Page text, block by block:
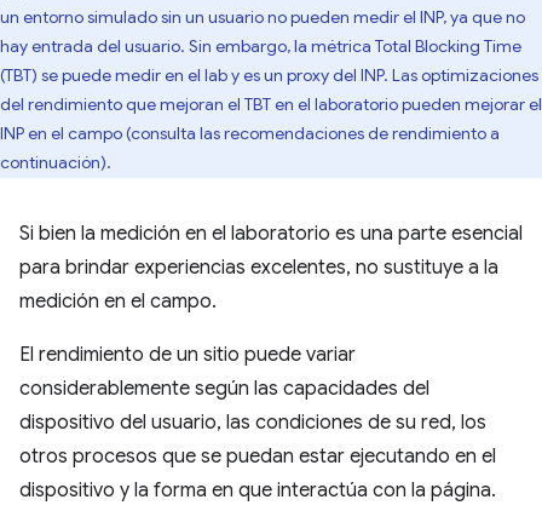
un entorno simulado sin un usuario no pueden medir el INP, ya que no
hay entrada del usuario. Sin embargo, la métrica Total Blocking Time
(TBT) se puede medir en el lab y es un proxy del INP. Las optimizaciones
del rendimiento que mejoran el TBT en el laboratorio pueden mejorar el
INP en el campo (consulta las recomendaciones de rendimiento a
continuación).
Si bien la medición en el laboratorio es una parte esencial
para brindar experiencias excelentes, no sustituye a la
medición en el campo.
El rendimiento de un sitio puede variar
considerablemente según las capacidades del
dispositivo del usuario, las condiciones de su red, los
otros procesos que se puedan estar ejecutando en el
dispositivo y la forma en que interactúa con la página.